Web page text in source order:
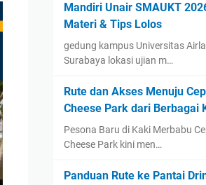
Mandiri Unair SMAUKT
Materi & Tips Lolos
gedung kampus Universitas
Surabaya lokasi ujian m…
Rute dan Akses Menuju
Cheese Park dari Berbagai
Pesona Baru di Kaki Merbabu
Cheese Park kini men…
Panduan Rute ke Pantai